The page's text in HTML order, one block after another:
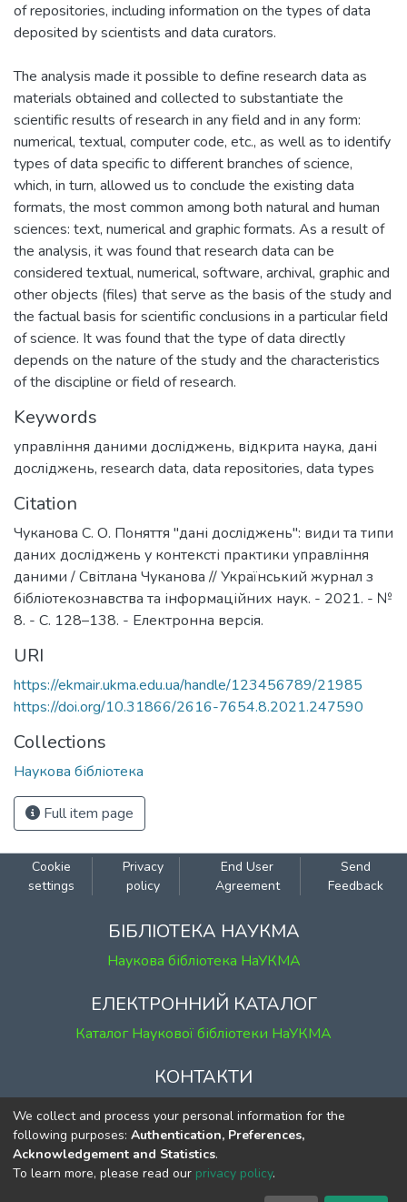
of repositories, including information on the types of data
deposited by scientists and data curators.
The analysis made it possible to define research data as
materials obtained and collected to substantiate the
scientific results of research in any field and in any form:
numerical, textual, computer code, etc., as well as to identify
types of data specific to different branches of science,
which, in turn, allowed us to conclude the existing data
formats, the most common among both natural and human
sciences: text, numerical and graphic formats. As a result of
the analysis, it was found that research data can be
considered textual, numerical, software, archival, graphic and
other objects (files) that serve as the basis of the study and
the factual basis for scientific conclusions in a particular field
of science. It was found that the type of data directly
depends on the nature of the study and the characteristics
of the discipline or field of research.
Keywords
управління даними досліджень, відкрита наука, дані
досліджень, research data, data repositories, data types
Citation
Чуканова С. О. Поняття "дані досліджень": види та типи
даних досліджень у контексті практики управління
даними / Світлана Чуканова // Український журнал з
бібліотекознавства та інформаційних наук. - 2021. - №
8. - C. 128–138. - Електронна версія.
URI
https://ekmair.ukma.edu.ua/handle/123456789/21985
https://doi.org/10.31866/2616-7654.8.2021.247590
Collections
Наукова бібліотека
Full item page
Cookie
settings
Privacy
policy
End User
Agreement
Send
Feedback
БІБЛІОТЕКА НАУКМА
Наукова бібліотека НаУКМА
ЕЛЕКТРОННИЙ КАТАЛОГ
Каталог Наукової бібліотеки НаУКМА
КОНТАКТИ
м. Київ, вул. Григорія Сковороди, 2
к. 1, к. 120
тел. (044) 463-69-31
ekmair@ukma.edu.ua
We collect and process your personal information for the
following purposes: Authentication, Preferences,
Acknowledgement and Statistics.
To learn more, please read our privacy policy.